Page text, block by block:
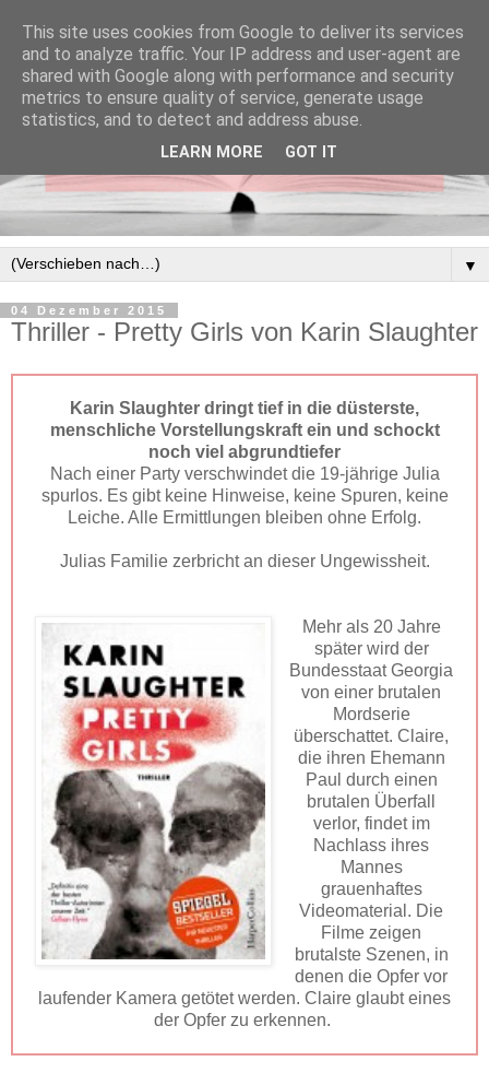
▼
04 Dezember 2015
Thriller - Pretty Girls von Karin Slaughter
Karin Slaughter dringt tief in die düsterste,
menschliche Vorstellungskraft ein und schockt
noch viel abgrundtiefer
Nach einer Party verschwindet die 19-jährige Julia
spurlos. Es gibt keine Hinweise, keine Spuren, keine
Leiche. Alle Ermittlungen bleiben ohne Erfolg.
Julias Familie zerbricht an dieser Ungewissheit.
Mehr als 20 Jahre
später wird der
Bundesstaat Georgia
von einer brutalen
Mordserie
überschattet. Claire,
die ihren Ehemann
Paul durch einen
brutalen Überfall
verlor, findet im
Nachlass ihres
Mannes
grauenhaftes
Videomaterial. Die
Filme zeigen
brutalste Szenen, in
denen die Opfer vor
laufender Kamera getötet werden. Claire glaubt eines
der Opfer zu erkennen.
This site uses cookies from Google to deliver its services
and to analyze traffic. Your IP address and user-agent are
shared with Google along with performance and security
metrics to ensure quality of service, generate usage
statistics, and to detect and address abuse.
LEARN MORE GOT IT